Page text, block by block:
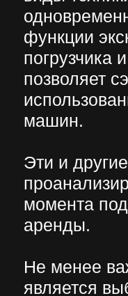
АДРЕС: Москва,
помещение 602
ПОЛИТИКА
Сайт